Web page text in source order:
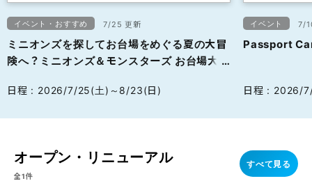
イベント・おすすめ 7/25 更新
ミニオンズを探してお台場をめぐる夏の大冒
険へ？ミニオンズ＆モンスターズ お台場大冒
日程 : 2026/7/25(土)～8/23(日)
イベント 7/
Passport
日程 : 2026/
オープン・リニューアル
全1件
すべて見る